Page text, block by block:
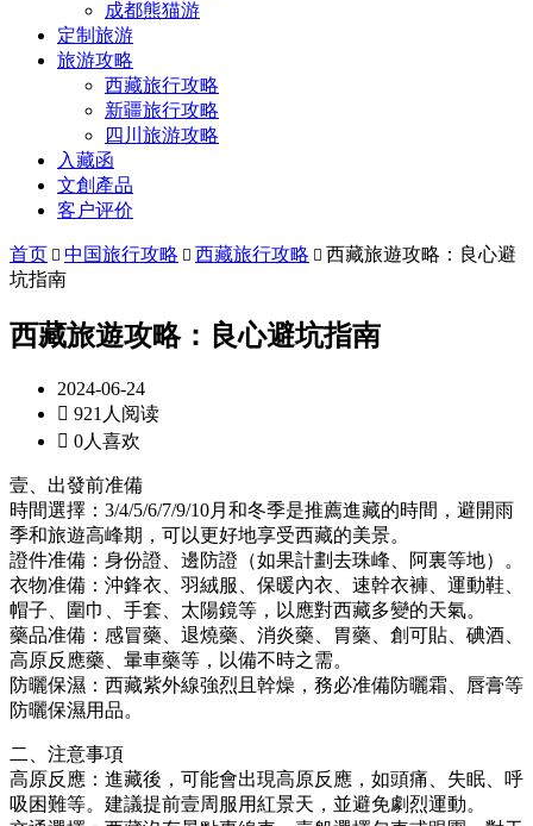
成都熊猫游
定制旅游
旅游攻略
西藏旅行攻略
新疆旅行攻略
四川旅游攻略
入藏函
文創產品
客户评价
首页  中国旅行攻略  西藏旅行攻略  西藏旅遊攻略：良心避
坑指南
西藏旅遊攻略：良心避坑指南
2024-06-24
 921人阅读
 0人喜欢
壹、出發前准備
時間選擇：3/4/5/6/7/9/10月和冬季是推薦進藏的時間，避開雨
季和旅遊高峰期，可以更好地享受西藏的美景。
證件准備：身份證、邊防證（如果計劃去珠峰、阿裏等地）。
衣物准備：沖鋒衣、羽絨服、保暖內衣、速幹衣褲、運動鞋、
帽子、圍巾、手套、太陽鏡等，以應對西藏多變的天氣。
藥品准備：感冒藥、退燒藥、消炎藥、胃藥、創可貼、碘酒、
高原反應藥、暈車藥等，以備不時之需。
防曬保濕：西藏紫外線強烈且幹燥，務必准備防曬霜、唇膏等
防曬保濕用品。
二、注意事項
高原反應：進藏後，可能會出現高原反應，如頭痛、失眠、呼
吸困難等。建議提前壹周服用紅景天，並避免劇烈運動。